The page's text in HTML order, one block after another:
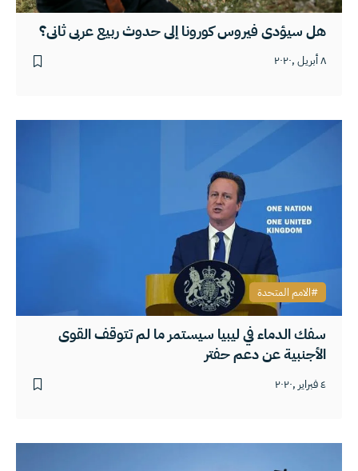
هل سيؤدي فيروس كورونا إلى حدوث ربيع عربي ثاني؟
٨ أبريل ,٢٠٢٠
سفك الدماء في ليبيا سيستمر ما لم تتوقف القوى
الأجنبية عن دعم حفتر
٤ فبراير ,٢٠٢٠
الامم المتحدة